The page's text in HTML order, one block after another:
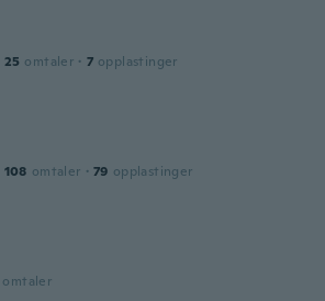
25 omtaler · 7 opplastinger
108 omtaler · 79 opplastinger
omtaler